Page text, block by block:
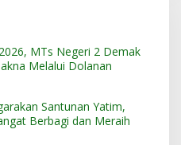
MTs Negeri 2 Demak
Melalui Dolanan
Santunan Yatim,
Berbagi dan Meraih